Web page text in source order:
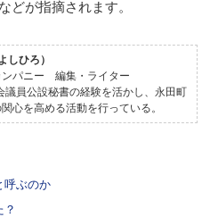
どが指摘されます。
ひろ）
パニー 編集・ライター
員公設秘書の経験を活かし、永田町
心を高める活動を行っている。
呼ぶのか